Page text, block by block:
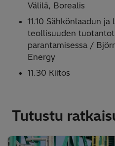
Välilä, Borealis​
11.10​ Sähkönlaadun
teollisuuden
parantamisessa /
Energy ​
11.30​ Kiitos​
Tutustu